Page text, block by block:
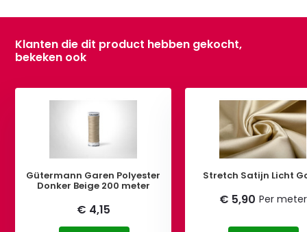
Klanten die dit product hebben gekocht,
bekeken ook
Gütermann Garen Polyester
Donker Beige 200 meter
€ 4,15
Stretch Satijn Licht
€ 5,90 Per meter